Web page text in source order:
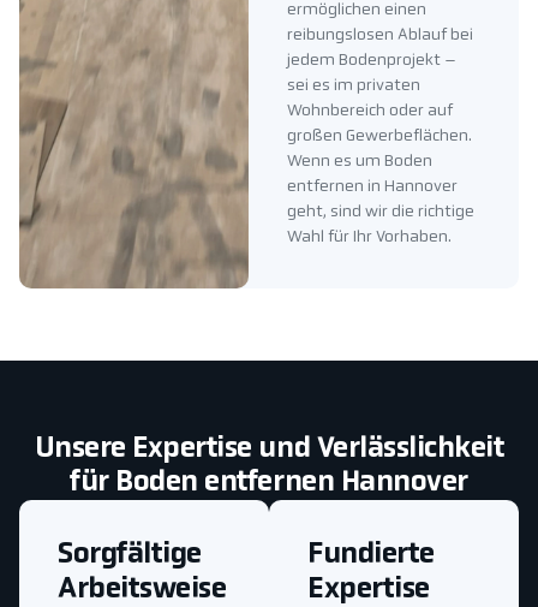
ermöglichen einen
reibungslosen Ablauf bei
jedem Bodenprojekt –
sei es im privaten
Wohnbereich oder auf
großen Gewerbeflächen.
Wenn es um Boden
entfernen in Hannover
geht, sind wir die richtige
Wahl für Ihr Vorhaben.
Unsere Expertise und Verlässlichkeit
für Boden entfernen Hannover
Fundierte
Expertise
Sorgfältige
Arbeitsweise